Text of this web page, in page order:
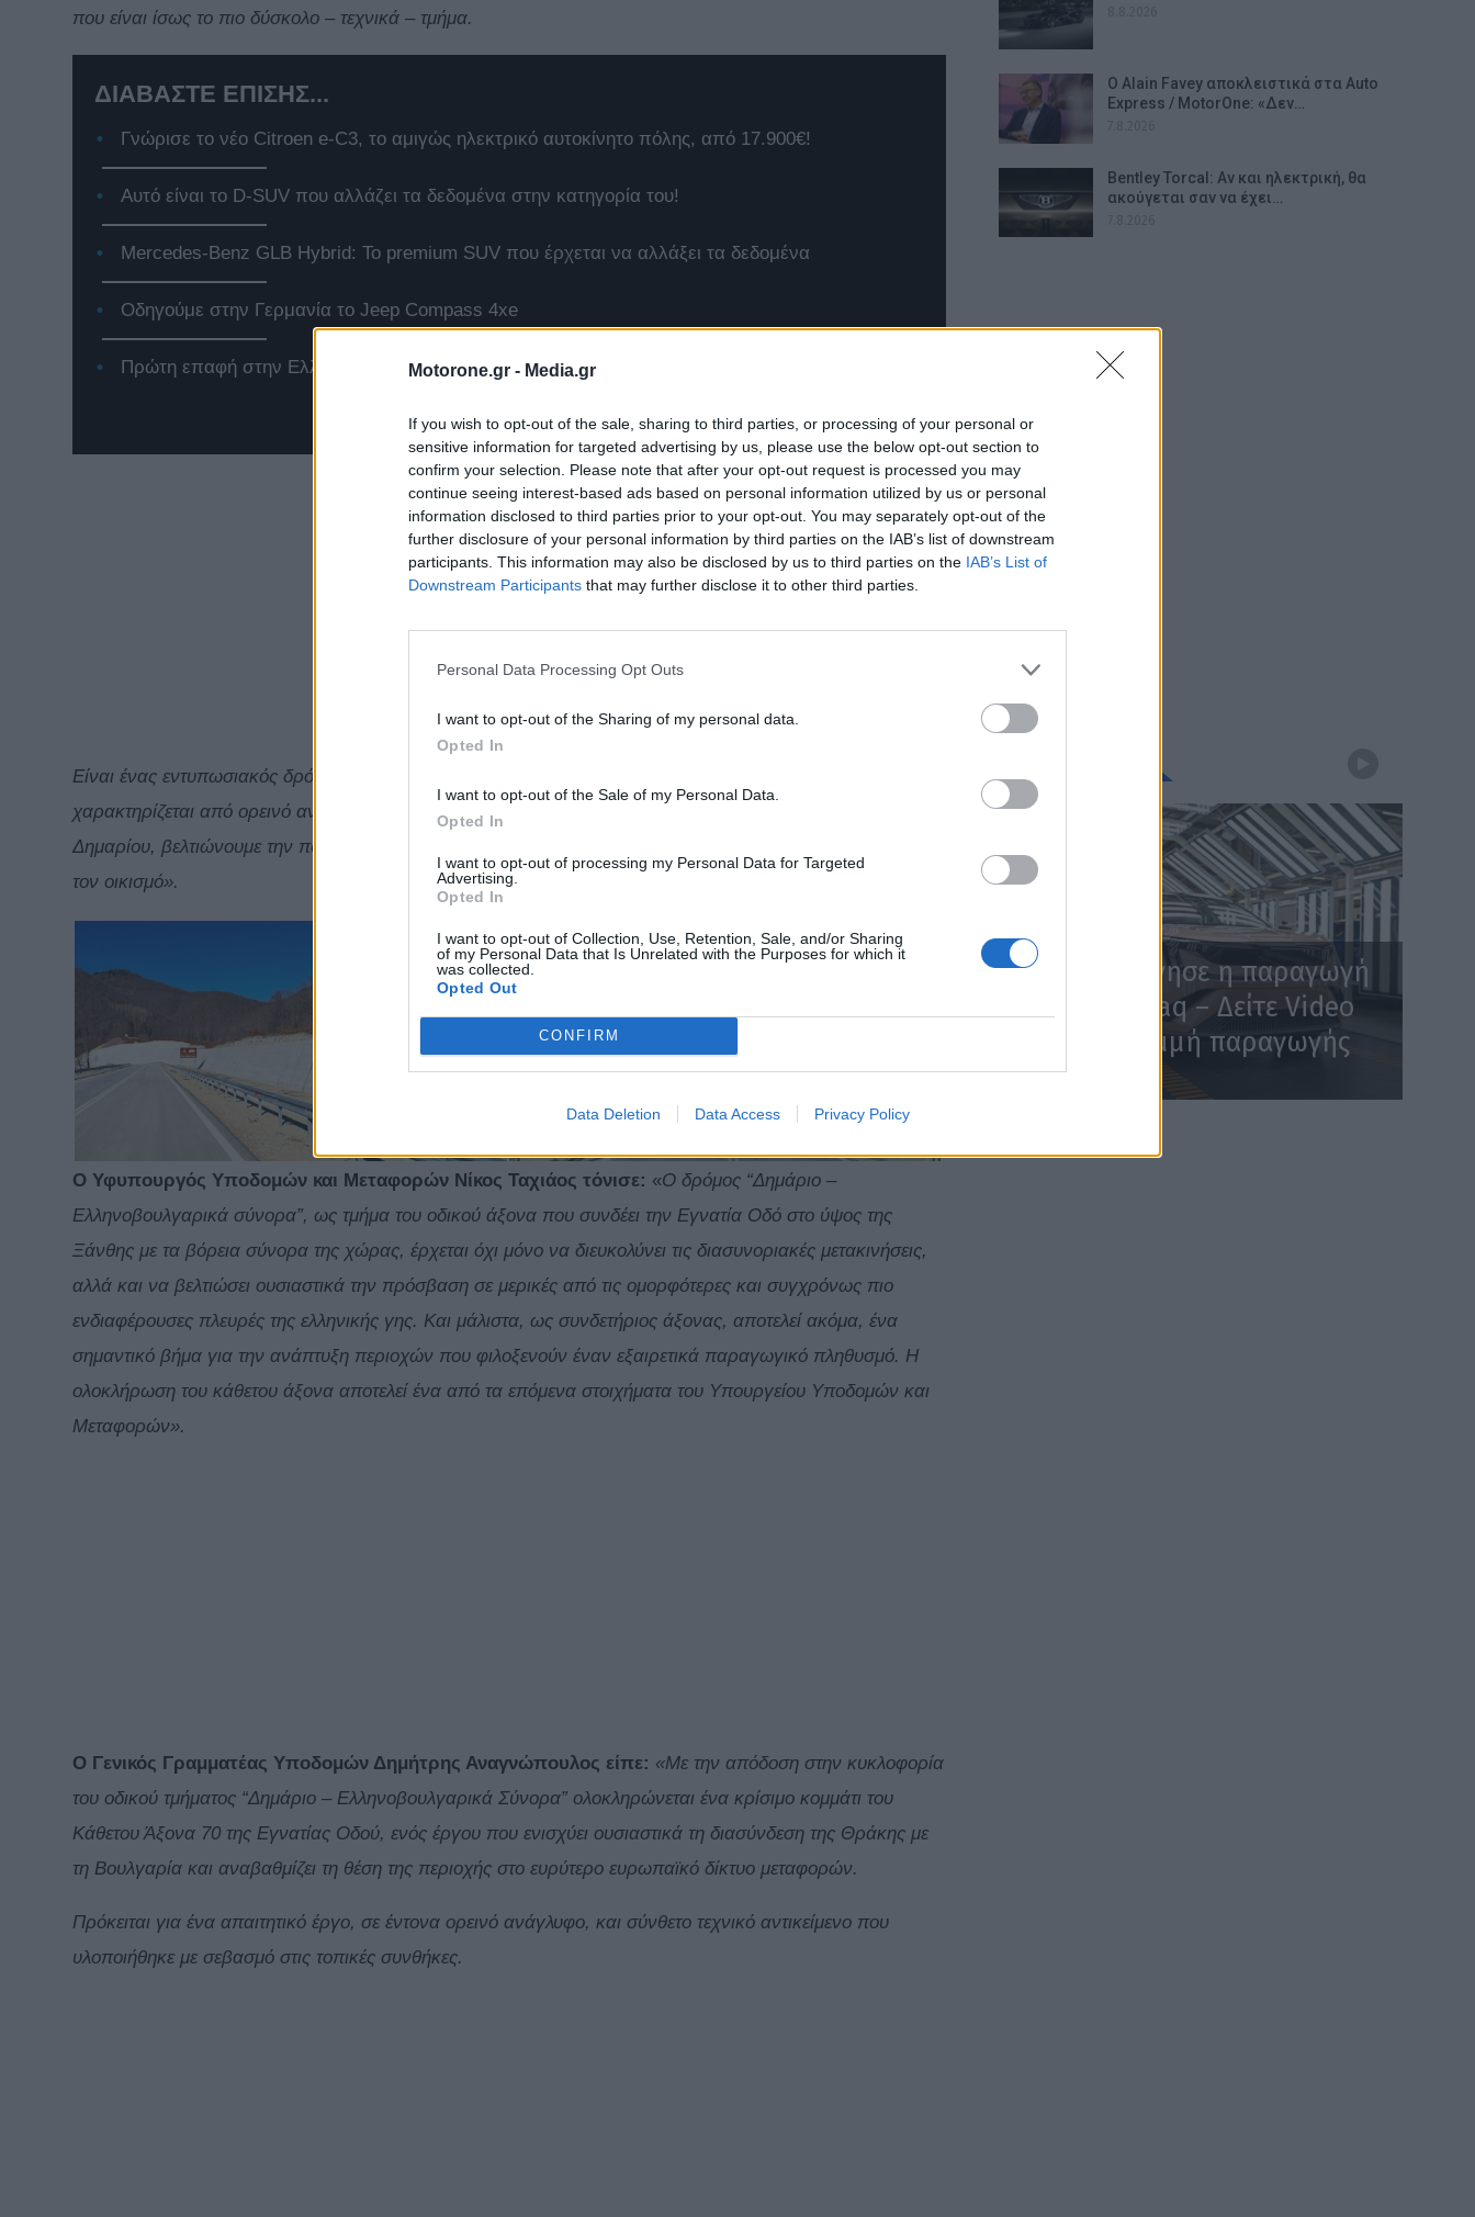
Motorone.gr - Media.gr
If you wish to opt-out of the sale, sharing to third parties, or processing of your personal or
sensitive information for targeted advertising by us, please use the below opt-out section to
confirm your selection. Please note that after your opt-out request is processed you may
continue seeing interest-based ads based on personal information utilized by us or personal
information disclosed to third parties prior to your opt-out. You may separately opt-out of the
further disclosure of your personal information by third parties on the IAB’s list of downstream
participants. This information may also be disclosed by us to third parties on the IAB’s List of
Downstream Participants that may further disclose it to other third parties.
Personal Data Processing Opt Outs
I want to opt-out of the Sharing of my personal data.
Opted In
I want to opt-out of the Sale of my Personal Data.
Opted In
I want to opt-out of processing my Personal Data for Targeted
Advertising.
Opted In
I want to opt-out of Collection, Use, Retention, Sale, and/or Sharing
of my Personal Data that Is Unrelated with the Purposes for which it
was collected.
Opted Out
CONFIRM
Data Deletion Data Access Privacy Policy
που είναι ίσως το πιο δύσκολο – τεχνικά – τμήμα.
ΔΙΑΒΑΣΤΕ ΕΠΙΣΗΣ...
Γνώρισε το νέο Citroen e-C3, το αμιγώς ηλεκτρικό αυτοκίνητο πόλης, από 17.900€!
Αυτό είναι το D-SUV που αλλάζει τα δεδομένα στην κατηγορία του!
Mercedes-Benz GLB Hybrid: Το premium SUV που έρχεται να αλλάξει τα δεδομένα
Οδηγούμε στην Γερμανία το Jeep Compass 4xe
Πρώτη επαφή στην Ελλάδα με το νέο Renault Twingo E-Tech
Είναι ένας εντυπωσιακός δρόμος, με τον οποίο αναβαθμίζεται η οδική ασφάλεια σε μια περιοχή που
χαρακτηρίζεται από ορεινό ανάγλυφο. Επίσης, με τη νέα χάραξη και την παράκαμψη του οικισμού του
Δημαρίου, βελτιώνουμε την ποιότητα ζωής των κατοίκων, απομακρύνοντας τη βαριά κυκλοφορία μέσα από
τον οικισμό».
Ο Υφυπουργός Υποδομών και Μεταφορών Νίκος Ταχιάος τόνισε: «Ο δρόμος “Δημάριο –
Ελληνοβουλγαρικά σύνορα”, ως τμήμα του οδικού άξονα που συνδέει την Εγνατία Οδό στο ύψος της
Ξάνθης με τα βόρεια σύνορα της χώρας, έρχεται όχι μόνο να διευκολύνει τις διασυνοριακές μετακινήσεις,
αλλά και να βελτιώσει ουσιαστικά την πρόσβαση σε μερικές από τις ομορφότερες και συγχρόνως πιο
ενδιαφέρουσες πλευρές της ελληνικής γης. Και μάλιστα, ως συνδετήριος άξονας, αποτελεί ακόμα, ένα
σημαντικό βήμα για την ανάπτυξη περιοχών που φιλοξενούν έναν εξαιρετικά παραγωγικό πληθυσμό. Η
ολοκλήρωση του κάθετου άξονα αποτελεί ένα από τα επόμενα στοιχήματα του Υπουργείου Υποδομών και
Μεταφορών».
Ο Γενικός Γραμματέας Υποδομών Δημήτρης Αναγνώπουλος είπε: «Με την απόδοση στην κυκλοφορία
του οδικού τμήματος “Δημάριο – Ελληνοβουλγαρικά Σύνορα” ολοκληρώνεται ένα κρίσιμο κομμάτι του
Κάθετου Άξονα 70 της Εγνατίας Οδού, ενός έργου που ενισχύει ουσιαστικά τη διασύνδεση της Θράκης με
τη Βουλγαρία και αναβαθμίζει τη θέση της περιοχής στο ευρύτερο ευρωπαϊκό δίκτυο μεταφορών.
Πρόκειται για ένα απαιτητικό έργο, σε έντονα ορεινό ανάγλυφο, και σύνθετο τεχνικό αντικείμενο που
υλοποιήθηκε με σεβασμό στις τοπικές συνθήκες.
Ο Alain Favey αποκλειστικά στα Auto
Express / MotorOne: «Δεν…
Bentley Torcal: Αν και ηλεκτρική, θα
ακούγεται σαν να έχει…
Skoda: Ξεκίνησε η παραγωγή
του νέου Peaq – Δείτε Video
από τη γραμμή παραγωγής
WEB TV